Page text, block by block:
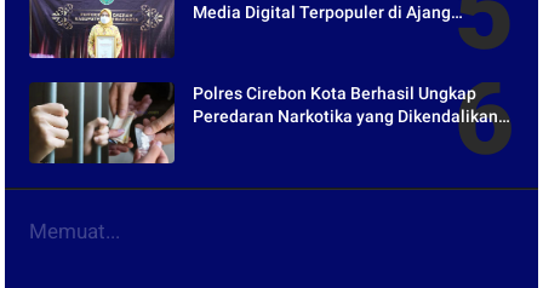
Media Digital Terpopuler di Ajang
Polres Cirebon Kota Berhasil Ungkap
Peredaran Narkotika yang Dikendalikan
Memuat...